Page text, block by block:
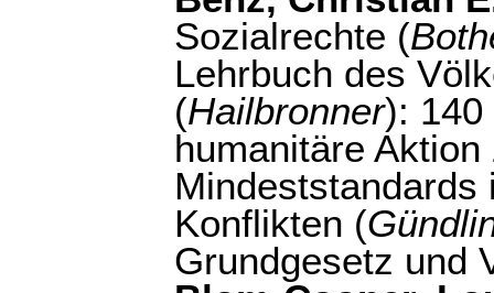
Sozialrechte (
Lehrbuch des
(Hailbronner):
humanitäre
Mindeststandards
Konflikten (
Grundgesetz und